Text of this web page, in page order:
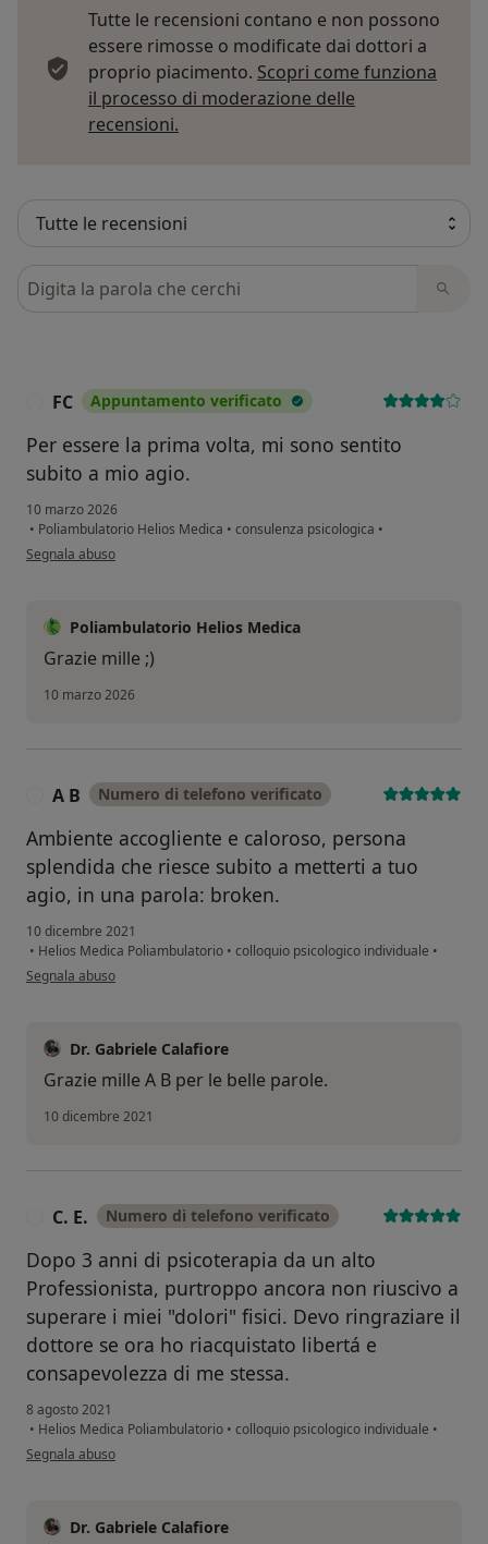
Tutte le recensioni contano e non possono
essere rimosse o modificate dai dottori a
proprio piacimento. Scopri come funziona
il processo di moderazione delle
recensioni.
Cerca nelle recensioni
FC Appuntamento verificato
Per essere la prima volta, mi sono sentito
subito a mio agio.
10 marzo 2026
• Poliambulatorio Helios Medica • consulenza psicologica •
secondo l'opinione dell'utente FC
Segnala abuso
Poliambulatorio Helios Medica
Grazie mille ;)
10 marzo 2026
A B Numero di telefono verificato
Ambiente accogliente e caloroso, persona
splendida che riesce subito a metterti a tuo
agio, in una parola: broken.
10 dicembre 2021
• Helios Medica Poliambulatorio • colloquio psicologico individuale •
secondo l'opinione dell'utente A B
Segnala abuso
Dr. Gabriele Calafiore
Grazie mille A B per le belle parole.
10 dicembre 2021
C. E. Numero di telefono verificato
Dopo 3 anni di psicoterapia da un alto
Professionista, purtroppo ancora non riuscivo a
superare i miei "dolori" fisici. Devo ringraziare il
dottore se ora ho riacquistato libertá e
consapevolezza di me stessa.
8 agosto 2021
• Helios Medica Poliambulatorio • colloquio psicologico individuale •
secondo l'opinione dell'utente C. E.
Segnala abuso
Dr. Gabriele Calafiore